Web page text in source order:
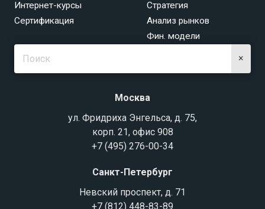
Интернет-курсы
Сертификация
Стратегия
Анализ рынков
Фин. модели
×
Москва
ул. Фридриха Энгельса, д. 75,
корп. 21, офис 908
+7 (495) 276-00-34
Санкт-Петербург
Невский проспект, д. 71
+7 (812) 448-83-89